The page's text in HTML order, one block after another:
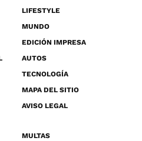
LIFESTYLE
MUNDO
EDICIÓN IMPRESA
AUTOS
TECNOLOGÍA
MAPA DEL SITIO
AVISO LEGAL
MULTAS